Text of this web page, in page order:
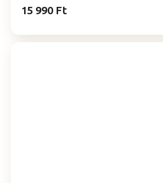
15 990 Ft